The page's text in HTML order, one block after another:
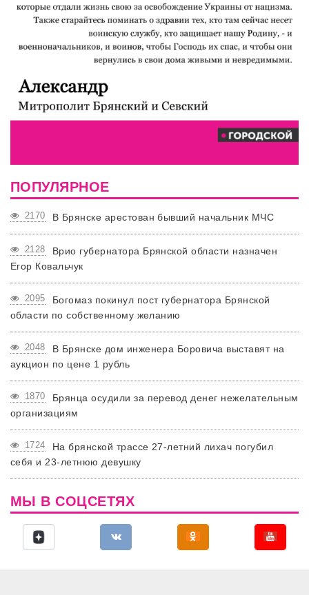
ПОПУЛЯРНОЕ
2170 В Брянске арестован бывший начальник МЧС
2128
Врио губернатора Брянской области назначен
Егор Ковальчук
2095
Богомаз покинул пост губернатора Брянской
области по собственному желанию
2048
В Брянске дом инженера Боровича выставят на
аукцион по цене 1 рубль
1870
Брянца осудили за перевод денег нежелательным
организациям
1724
На брянской трассе 27-летний лихач погубил
себя и 23-летнюю девушку
МЫ В СОЦСЕТЯХ